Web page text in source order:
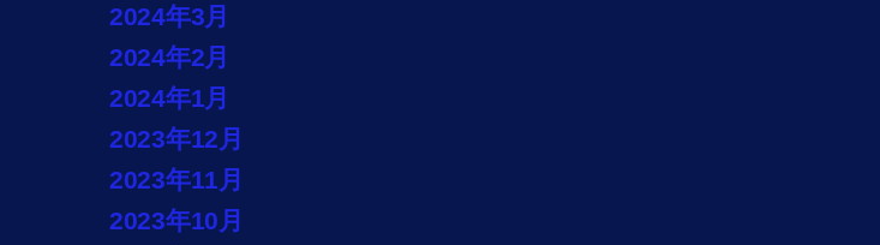
2024年3月
2024年2月
2024年1月
2023年12月
2023年11月
2023年10月